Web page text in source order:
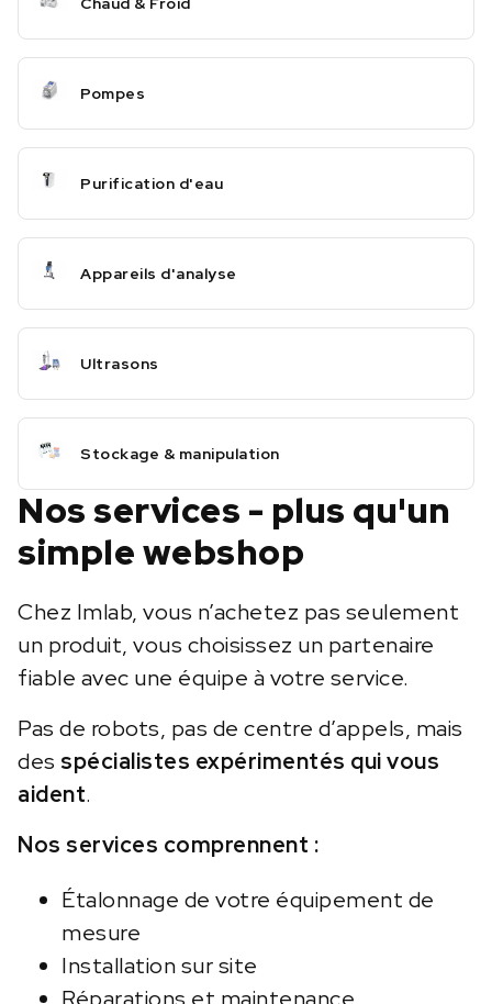
Pompes
Purification d'eau
Appareils d'analyse
Ultrasons
Stockage & manipulation
Nos services - plus qu'un
simple webshop
Chez Imlab, vous n’achetez pas seulement
un produit, vous choisissez un partenaire
fiable avec une équipe à votre service.
Pas de robots, pas de centre d’appels, mais
des spécialistes expérimentés qui vous
aident.
Nos services comprennent :
Étalonnage de votre équipement de
mesure
Installation sur site